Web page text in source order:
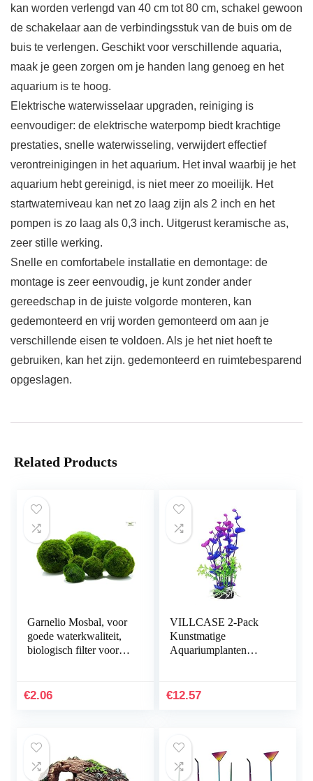
kan worden verlengd van 40 cm tot 80 cm, schakel gewoon
de schakelaar aan de verbindingsstuk van de buis om de
buis te verlengen. Geschikt voor verschillende aquaria,
maak je geen zorgen om je handen lang genoeg en het
aquarium is te hoog.
Elektrische waterwisselaar upgraden, reiniging is
eenvoudiger: de elektrische waterpomp biedt krachtige
prestaties, snelle waterwisseling, verwijdert effectief
verontreinigingen in het aquarium. Het inval waarbij je het
aquarium hebt gereinigd, is niet meer zo moeilijk. Het
startwaterniveau kan net zo laag zijn als 2 inch en het
pompen is zo laag als 0,3 inch. Uitgerust keramische as,
zeer stille werking.
Snelle en comfortabele installatie en demontage: de
montage is zeer eenvoudig, je kunt zonder ander
gereedschap in de juiste volgorde monteren, kan
gedemonteerd en vrij worden gemonteerd om aan je
verschillende eisen te voldoen. Als je het niet hoeft te
gebruiken, kan het zijn. gedemonteerd en ruimtebesparend
opgeslagen.
Related Products
Garnelio Mosbal, voor
goede waterkwaliteit,
biologisch filter voor
€2.06
VILLCASE 2-Pack
Kunstmatige
Aquariumplanten
Inrichting Plastic
€12.57